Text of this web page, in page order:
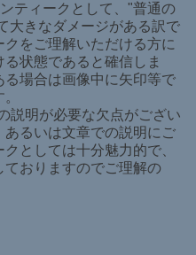
ティークとして、"普通の
大きなダメージがある訳で
をご理解いただける方に
状態であると確信しま
場合は画像中に矢印等で
明が必要な欠点がござい
あるいは文章での説明にご
としては十分魅力的で、
おりますのでご理解の